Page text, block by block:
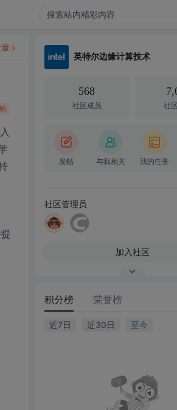
英特尔边缘计算技术
568
社区成员 社
发帖 与我相关 我的任务
社区管理员
加入社区
积分榜 荣誉榜
近7日 近30日 至今